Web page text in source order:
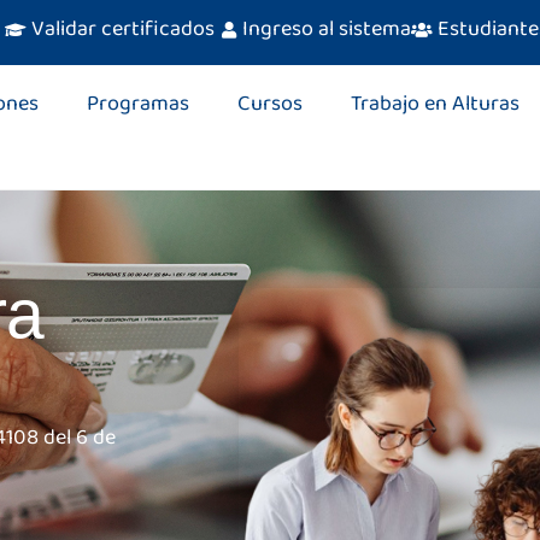
Validar certificados Ingreso al sistema
Programas Cursos Trabajo en Alturas
del 6 de